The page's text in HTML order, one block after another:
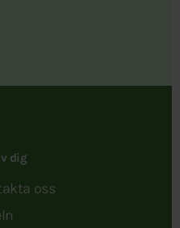
dig
oss